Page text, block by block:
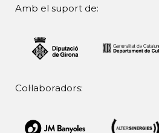
Amb el suport de:
Col·laboradors: